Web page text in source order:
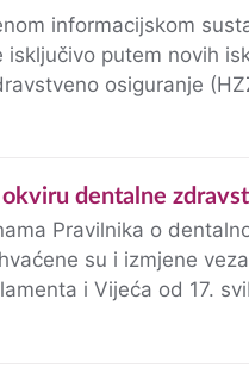
informacijskom
iskaznica ovlaštenog zdravstvenog
u Hrvatskoj da s…
okviru dentalne
Pravilnika o
su i izmjene
i Vijeća od 17.
(„Narodne…